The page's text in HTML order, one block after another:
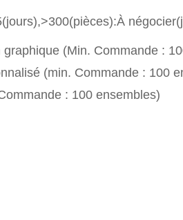
graphique (Min. Commande :
(min. Commande : 100
: 100 ensembles)